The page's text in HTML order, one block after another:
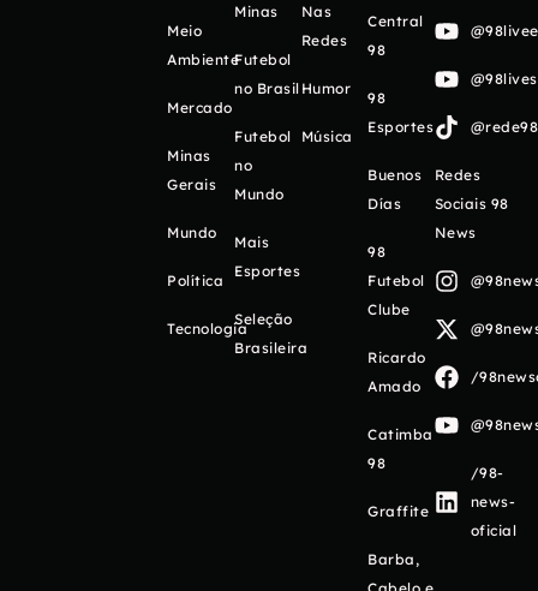
Meio
Ambiente
Mercado
Minas
Gerais
Mundo
Política
Tecnologia
Minas
Futebol
no Brasil
Futebol
no
Mundo
Mais
Esportes
Seleção
Brasileira
Nas
Redes
Humor
Música
Central
98
98
Esportes
Buenos
Días
98
Futebol
Clube
Ricardo
Amado
Catimba
98
Graffite
Barba,
Redes
Sociais 98
News
/
/98-
news-
oficial